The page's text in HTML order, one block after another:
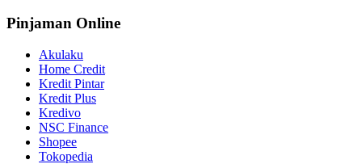
Pinjaman Online
Akulaku
Home Credit
Kredit Pintar
Kredit Plus
Kredivo
NSC Finance
Shopee
Tokopedia